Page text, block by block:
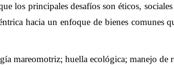
los principales desafíos son éticos,
hacia un enfoque de bienes
mareomotriz; huella ecológica; manejo de